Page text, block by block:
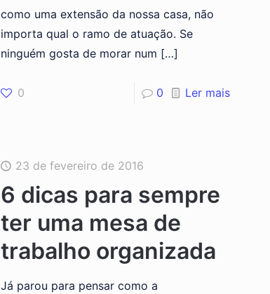
como uma extensão da nossa casa, não
importa qual o ramo de atuação. Se
ninguém gosta de morar num […]
0 0 Ler mais
23 de fevereiro de 2016
6 dicas para sempre
ter uma mesa de
trabalho organizada
Já parou para pensar como a